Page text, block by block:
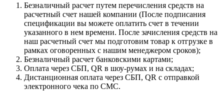
Безналичный расчет путем перечисления средств на
расчетный счет нашей компании (После подписания
спецификации вы можете оплатить счет в течении
указанного в нем времени. После зачисления средств на
наш расчетный счет мы подготовим товар к отгрузке в
рамках оговоренных с нашим менеджером сроков);
Безналичный расчет банковскими картами;
Оплата через СБП, QR в шоу-румах и на складах;
Дистанционная оплата через СБП, QR с отправкой
электронного чека по СМС.